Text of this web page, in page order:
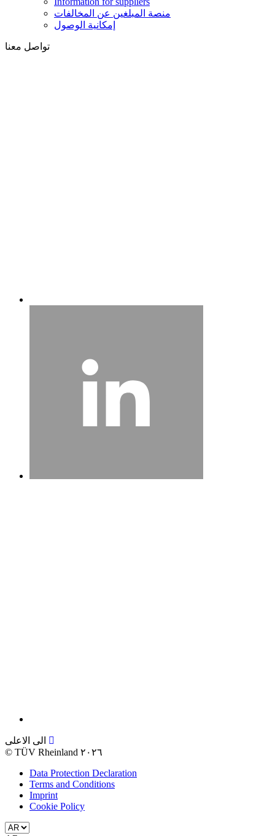
منصة المبلغين عن المخالفات
إمكانية الوصول
تواصل معنا
الى الاعلى
©
TÜV Rheinland ٢٠٢٦
Data Protection Declaration
Terms and Conditions
Imprint
Cookie Policy